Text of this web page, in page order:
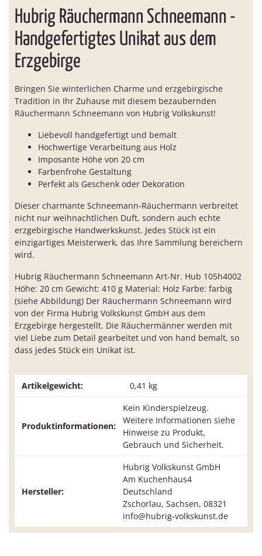
Hubrig Räuchermann Schneemann -
Handgefertigtes Unikat aus dem
Erzgebirge
Bringen Sie winterlichen Charme und erzgebirgische
Tradition in Ihr Zuhause mit diesem bezaubernden
Räuchermann Schneemann von Hubrig Volkskunst!
Liebevoll handgefertigt und bemalt
Hochwertige Verarbeitung aus Holz
Imposante Höhe von 20 cm
Farbenfrohe Gestaltung
Perfekt als Geschenk oder Dekoration
Dieser charmante Schneemann-Räuchermann verbreitet
nicht nur weihnachtlichen Duft, sondern auch echte
erzgebirgische Handwerkskunst. Jedes Stück ist ein
einzigartiges Meisterwerk, das Ihre Sammlung bereichern
wird.
Hubrig Räuchermann Schneemann Art-Nr. Hub 105h4002
Höhe: 20 cm Gewicht: 410 g Material: Holz Farbe: farbig
(siehe Abbildung) Der Räuchermann Schneemann wird
von der Firma Hubrig Volkskunst GmbH aus dem
Erzgebirge hergestellt. Die Räuchermänner werden mit
viel Liebe zum Detail gearbeitet und von hand bemalt, so
dass jedes Stück ein Unikat ist.
Artikelgewicht: 0,41 kg
Produktinformationen:
Kein Kinderspielzeug.
Weitere Informationen siehe
Hinweise zu Produkt,
Gebrauch und Sicherheit.
Hersteller:
Hubrig Volkskunst GmbH
Am Kuchenhaus4
Deutschland
Zschorlau, Sachsen, 08321
info@hubrig-volkskunst.de